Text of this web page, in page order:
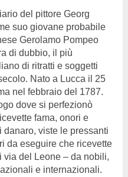
del pittore Georg
suo giovane probabile
Gerolamo Pompeo
di dubbio, il più
di ritratti e soggetti
Nato a Lucca il 25
nel febbraio del 1787.
dove si perfezionò
fama, onori e
danaro, viste le pressanti
da eseguire che ricevette
via del Leone – da nobili,
e internazionali.